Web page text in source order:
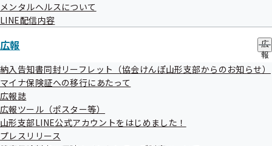
メンタルヘルスについて
LINE配信内容
広報
広
報
の
サ
納入告知書同封リーフレット（協会けんぽ山形支部からのお知らせ）
マイナ保険証への移行にあたって
広報誌
広報ツール（ポスター等）
山形支部LINE公式アカウントをはじめました！
プレスリリース
******************************************************
JA山形市本店ビル5階
■電　話：023-629-7226
■担　当：企画総務グループ